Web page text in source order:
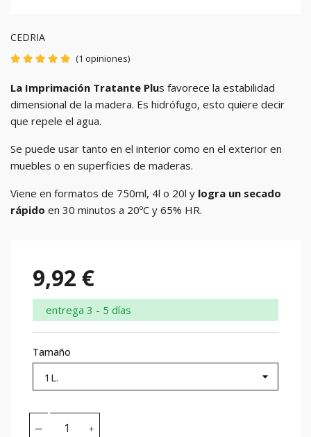
CEDRIA
(1 opiniones)
La Imprimación Tratante Plus favorece la estabilidad
dimensional de la madera. Es hidrófugo, esto quiere decir
que repele el agua.
Se puede usar tanto en el interior como en el exterior en
muebles o en superficies de maderas.
Viene en formatos de 750ml, 4l o 20l y logra un secado
rápido en 30 minutos a 20ºC y 65% HR.
9,92 €
entrega 3 - 5 días
Tamaño